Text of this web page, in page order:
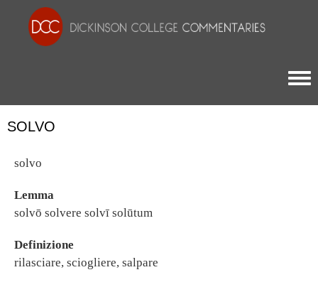
SOLVO
solvo
Lemma
solvō solvere solvī solūtum
Definizione
rilasciare, sciogliere, salpare